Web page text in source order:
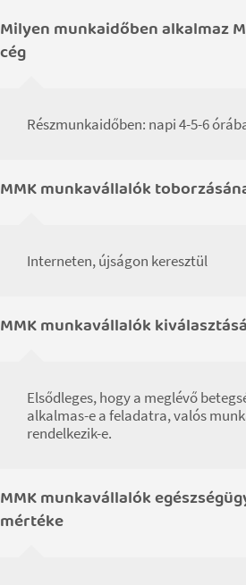
Milyen munkaidőben alkalmaz
cég
Részmunkaidőben: napi 4-5-6
MMK munkavállalók
Interneten, újságon keresztül
MMK munkavállalók
Elsődleges, hogy a meglévő
alkalmas-e a feladatra, valós
rendelkezik-e.
MMK munkavállalók
mértéke